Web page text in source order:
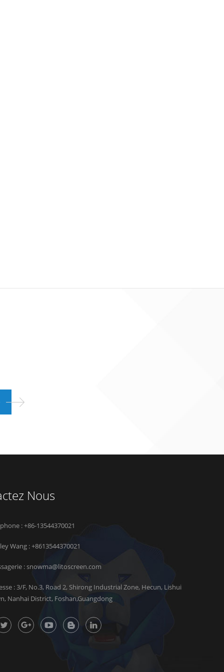
Nous
: +86-13544370021
Wang :+8613544370021
:snowma@litoscreen.com
: 3/F, No.3, Road 2, Shirong Industrial Zone, Hecun, Lishui
Nanhai District, Foshan,Guangdong